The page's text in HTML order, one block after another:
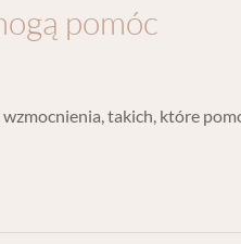
pomóc
takich, które